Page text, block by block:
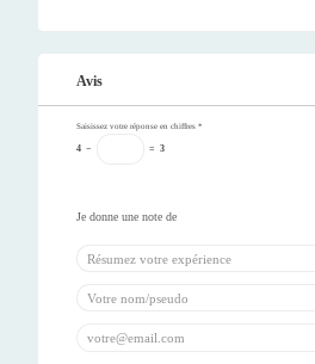
Avis
Saisissez votre réponse en chiffres *
4 − = 3